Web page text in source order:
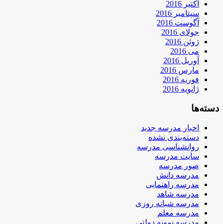
اکتبر 2016
سپتامبر 2016
آگوست 2016
جولای 2016
ژوئن 2016
می 2016
آوریل 2016
مارس 2016
فوریه 2016
ژانویه 2016
دسته‌ها
اخبار مدرسه جدید
دسته‌بندی نشده
روانشناسی مدرسه
سایت مدرسه
صور مدرسه
مدرسه دانش
مدرسه راهنمایی
مدرسه شاهد
مدرسه شبانه روزی
مدرسه معلم